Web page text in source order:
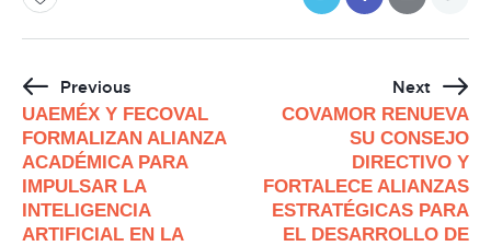
Previous
UAEMÉX Y FECOVAL
FORMALIZAN ALIANZA
ACADÉMICA PARA
IMPULSAR LA
INTELIGENCIA
ARTIFICIAL EN LA
Next
COVAMOR RENUEVA
SU CONSEJO
DIRECTIVO Y
FORTALECE ALIANZAS
ESTRATÉGICAS PARA
EL DESARROLLO DE